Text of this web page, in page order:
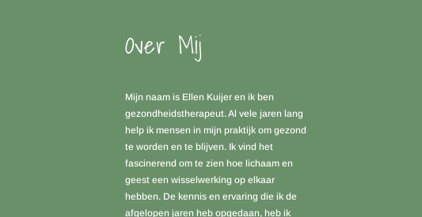
Over Mij
Mijn naam is Ellen Kuijer en ik ben
gezondheidstherapeut. Al vele jaren lang
help ik mensen in mijn praktijk om gezond
te worden en te blijven. Ik vind het
fascinerend om te zien hoe lichaam en
geest een wisselwerking op elkaar
hebben. De kennis en ervaring die ik de
afgelopen jaren heb opgedaan, heb ik